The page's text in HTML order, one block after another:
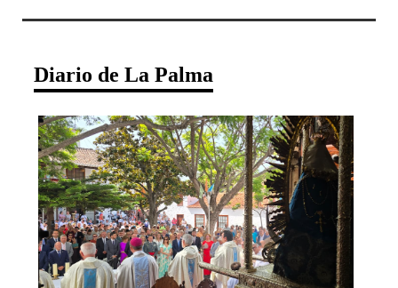
Diario de La Palma